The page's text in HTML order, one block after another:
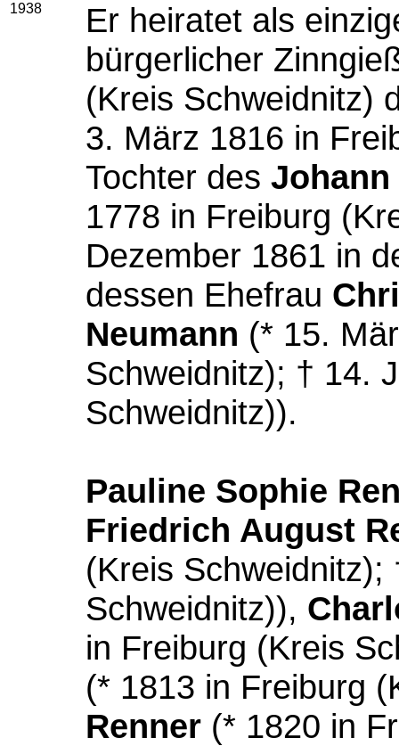
1938
Er heiratet als
bürgerlicher
(Kreis Schweidnitz)
3. März 1816 in
Tochter des
1778 in Freiburg
Dezember 1861 in
dessen Ehefrau
Neumann (* 15.
Schweidnitz); † 14.
Schweidnitz)).
Pauline Sophie
Friedrich August
(Kreis
Schweidnitz)),
in Freiburg (Kreis
(* 1813 in Freiburg
Renner (* 1820 in